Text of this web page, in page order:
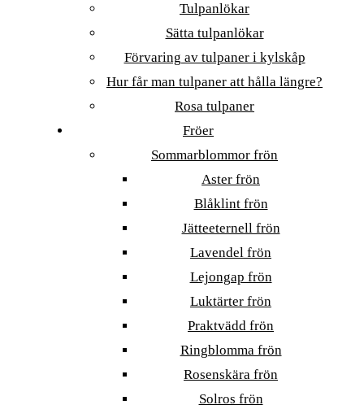
Tulpanlökar
Sätta tulpanlökar
Förvaring av tulpaner i kylskåp
Hur får man tulpaner att hålla längre?
Rosa tulpaner
Fröer
Sommarblommor frön
Aster frön
Blåklint frön
Jätteeternell frön
Lavendel frön
Lejongap frön
Luktärter frön
Praktvädd frön
Ringblomma frön
Rosenskära frön
Solros frön